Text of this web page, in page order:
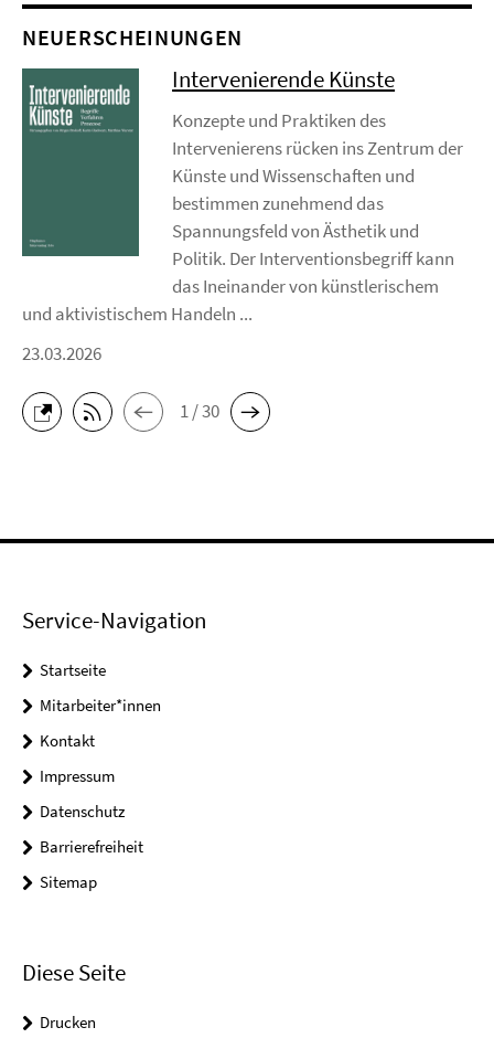
NEUERSCHEINUNGEN
Intervenierende Künste
Konzepte und Praktiken des
Intervenierens rücken ins Zentrum der
Künste und Wissenschaften und
bestimmen zunehmend das
Spannungsfeld von Ästhetik und
Politik. Der Interventionsbegriff kann
das Ineinander von künstlerischem
und aktivistischem Handeln ...
23.03.2026
1 / 30
Service-Navigation
Startseite
Mitarbeiter*innen
Kontakt
Impressum
Datenschutz
Barrierefreiheit
Sitemap
Diese Seite
Drucken